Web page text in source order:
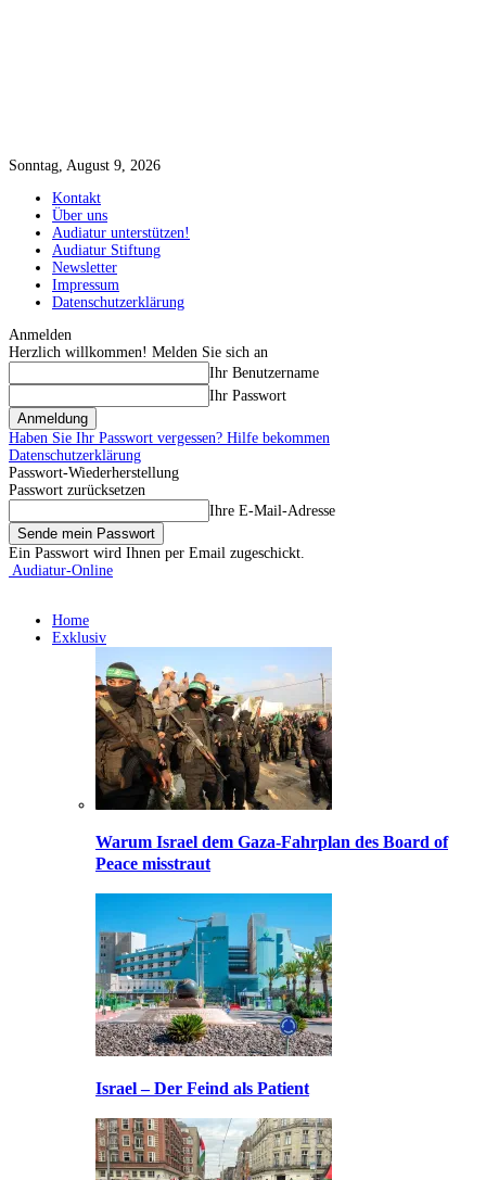
Sonntag, August 9, 2026
Kontakt
Über uns
Audiatur unterstützen!
Audiatur Stiftung
Newsletter
Impressum
Datenschutzerklärung
Anmelden
Herzlich willkommen! Melden Sie sich an
Ihr Benutzername
Ihr Passwort
Haben Sie Ihr Passwort vergessen? Hilfe bekommen
Datenschutzerklärung
Passwort-Wiederherstellung
Passwort zurücksetzen
Ihre E-Mail-Adresse
Ein Passwort wird Ihnen per Email zugeschickt.
Audiatur-Online
Home
Exklusiv
Warum Israel dem Gaza-Fahrplan des Board of
Peace misstraut
Israel – Der Feind als Patient